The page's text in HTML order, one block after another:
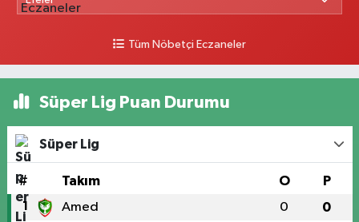
Tüm Nöbetçi Eczaneler
Süper Lig Puan Durumu
Süper Lig
# Takım O P
1 Amed 0 0